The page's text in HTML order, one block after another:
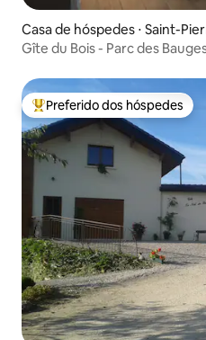
Casa de hóspedes ⋅ Saint-
Gîte du Bois - Parc des
Entre os melhores preferidos
Preferido dos hóspedes